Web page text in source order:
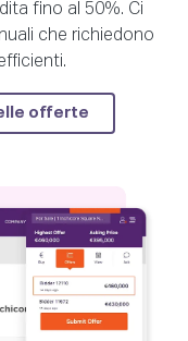
fino al 50%. Ci
che richiedono
offerte